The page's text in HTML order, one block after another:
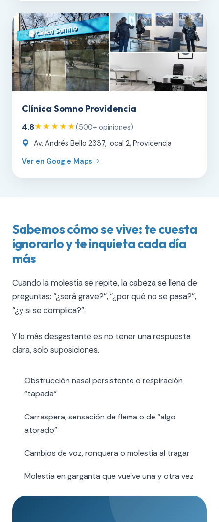
Clínica Somno Providencia
4.8★★★★★(500+ opiniones)
Av. Andrés Bello 2337, local 2, Providencia
Ver en Google Maps
Sabemos cómo se vive: te cuesta
ignorarlo y te inquieta cada día
más
Cuando la molestia se repite, la cabeza se llena de
preguntas: “¿será grave?”, “¿por qué no se pasa?”,
“¿y si se complica?”.
Y lo más desgastante es no tener una respuesta
clara, solo suposiciones.
Obstrucción nasal persistente o respiración
“tapada”
Carraspera, sensación de flema o de “algo
atorado”
Cambios de voz, ronquera o molestia al tragar
Molestia en garganta que vuelve una y otra vez